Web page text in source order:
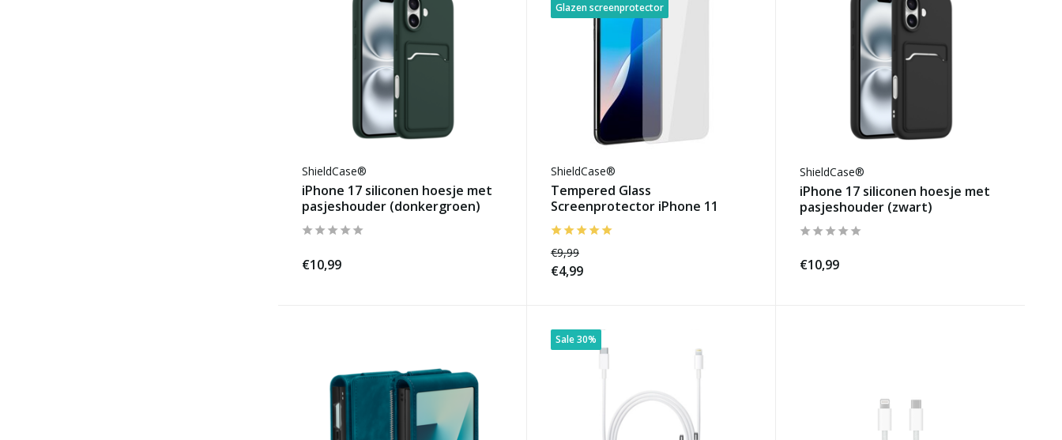
ShieldCase®
iPhone 17 siliconen hoesje met
pasjeshouder (donkergroen)
€10,99
Glazen screenprotector
ShieldCase®
Tempered Glass
Screenprotector iPhone 11
€9,99
€4,99
ShieldCase®
iPhone 17 siliconen hoesje met
pasjeshouder (zwart)
€10,99
Sale 30%